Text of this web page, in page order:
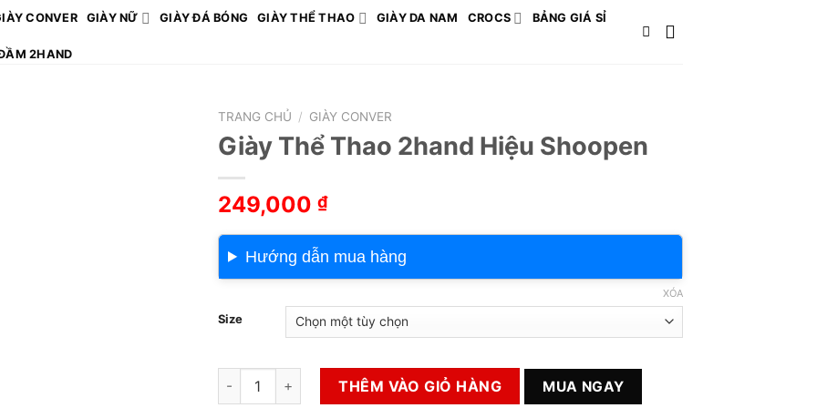
CONVER GIÀY NỮ GIÀY ĐÁ BÓNG GIÀY THỂ THAO GIÀY DA NAM CROCS BẢNG GIÁ SỈ
2HAND
TRANG CHỦ / GIÀY CONVER
Giày Thể Thao 2hand Hiệu Shoopen
249,000 ₫
Hướng dẫn mua hàng
Size
XÓA
Giày Thể Thao 2hand Hiệu Shoopen số lượng
THÊM VÀO GIỎ HÀNG MUA NGAY